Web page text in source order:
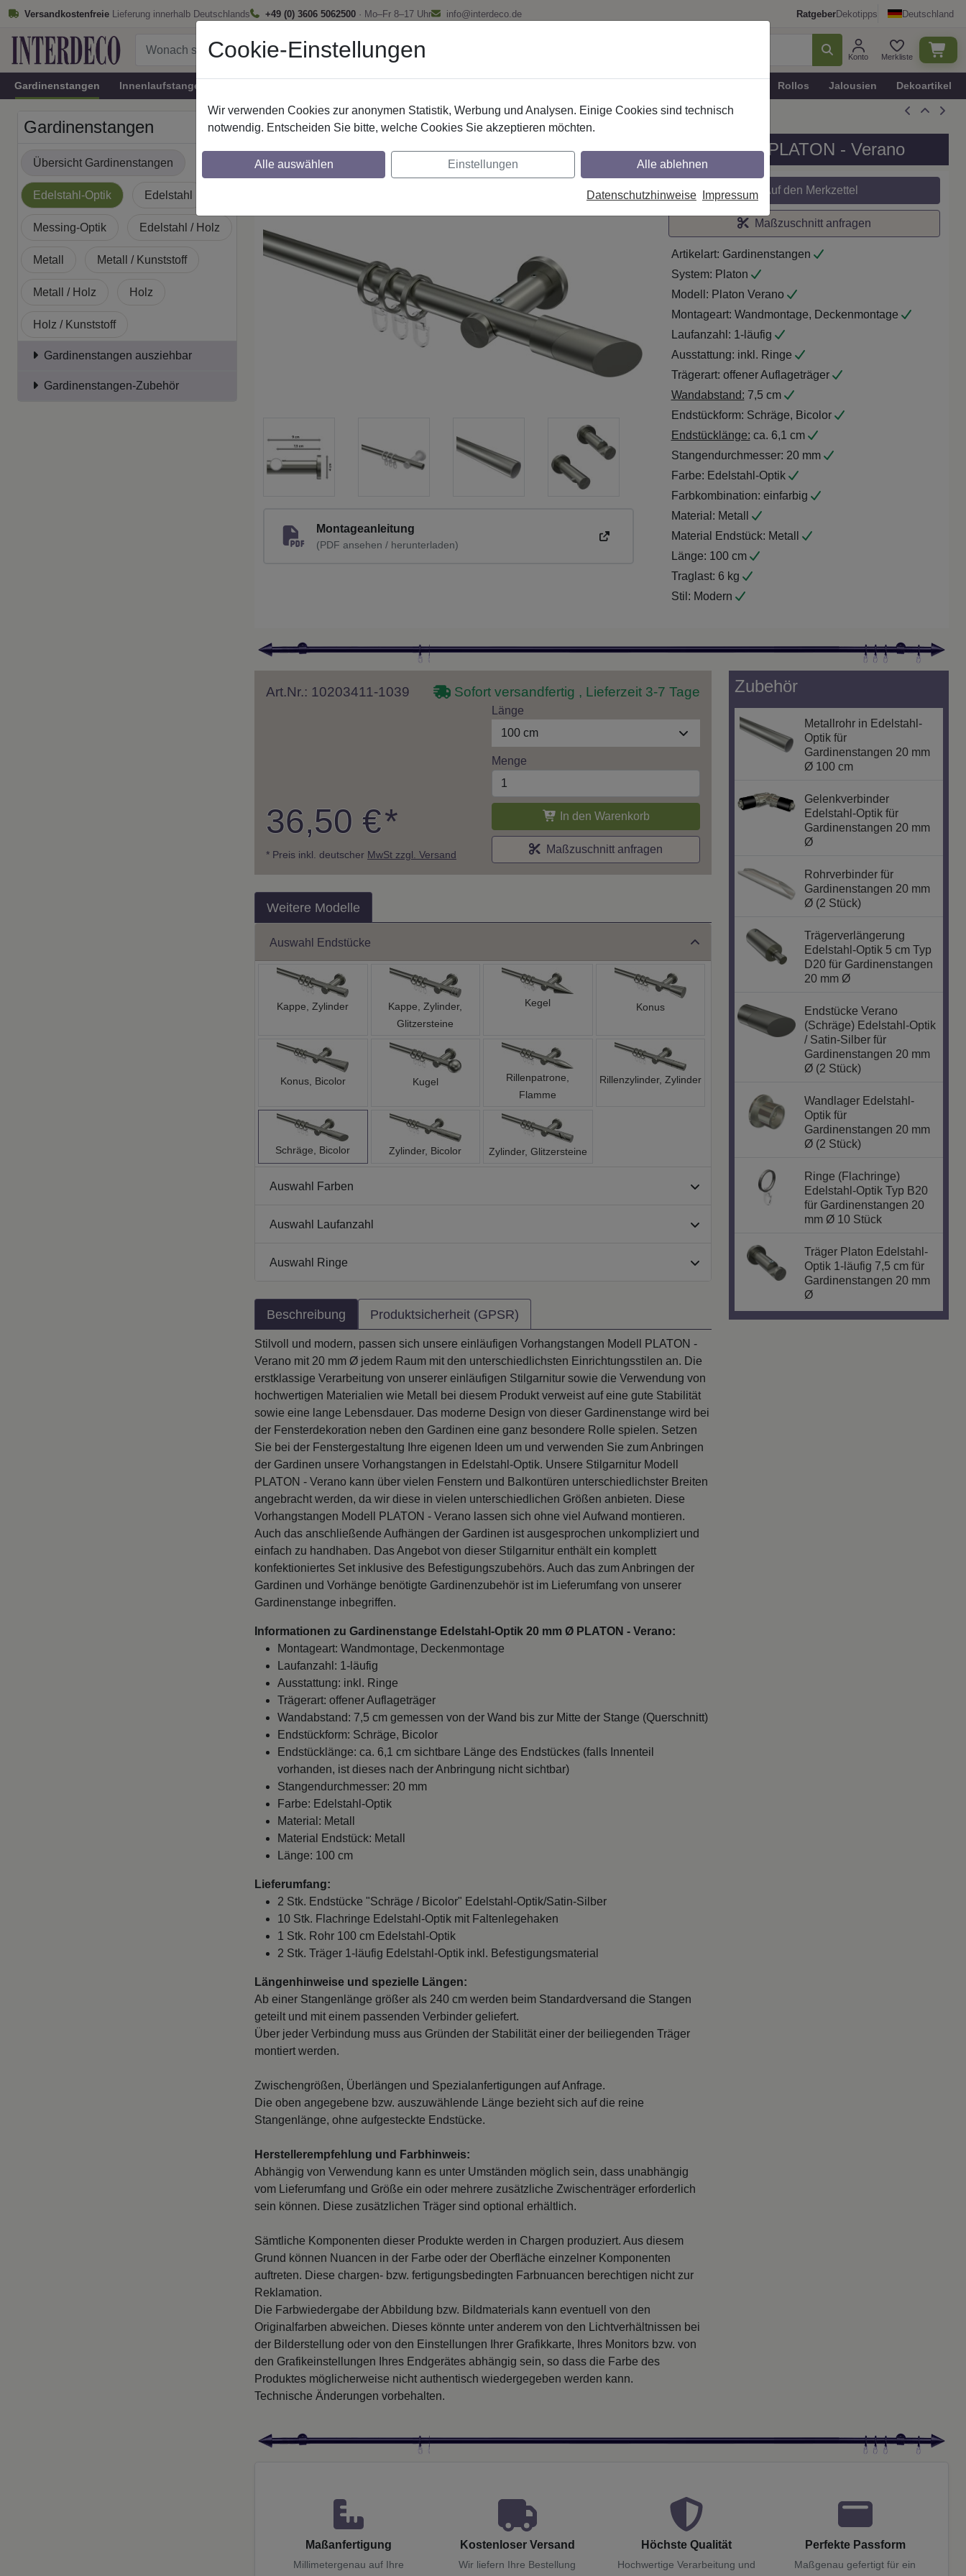
Versandkostenfreie Lieferung innerhalb Deutschlands +49 (0) 3606 5062500 · Mo–Fr 8–17 Uhr info@interdeco.de RatgeberDekotipps Deutschland
Konto Merkliste
Gardinenstangen Innenlaufstangen Rollos Jalousien Dekoartikel
Gardinenstangen
Übersicht Gardinenstangen
Edelstahl-Optik Edelstahl
Messing-Optik Edelstahl / Holz
Metall Metall / Kunststoff
Metall / Holz Holz
Holz / Kunststoff
Gardinenstangen ausziehbar
Gardinenstangen-Zubehör
Gardinenstangen Edelstahl-Optik
Gardinenstangen aus Edelstahl-Optik in 20 mm Ø, 1-läufig, Modell PLATON - Verano
Maßzuschnitt möglich
Montageanleitung
(PDF ansehen / herunterladen)
Auf den Merkzettel
Maßzuschnitt anfragen
Artikelart: Gardinenstangen
System: Platon
Modell: Platon Verano
Montageart: Wandmontage, Deckenmontage
Laufanzahl: 1-läufig
Ausstattung: inkl. Ringe
Trägerart: offener Auflageträger
Wandabstand: 7,5 cm
Endstückform: Schräge, Bicolor
Endstücklänge: ca. 6,1 cm
Stangendurchmesser: 20 mm
Farbe: Edelstahl-Optik
Farbkombination: einfarbig
Material: Metall
Material Endstück: Metall
Länge: 100 cm
Traglast: 6 kg
Stil: Modern
Art.Nr.: 10203411-1039 Sofort versandfertig , Lieferzeit 3-7 Tage
36,50 €*
* Preis inkl. deutscher MwSt zzgl. Versand
Länge
100 cm
Menge
In den Warenkorb
Maßzuschnitt anfragen
Weitere Modelle
Auswahl Endstücke
Kappe, Zylinder
Kappe, Zylinder,
Glitzersteine
Kegel Konus
Konus, Bicolor Kugel
Rillenpatrone,
Flamme
Rillenzylinder, Zylinder
Schräge, Bicolor Zylinder, Bicolor Zylinder, Glitzersteine
Auswahl Farben
Auswahl Laufanzahl
Auswahl Ringe
Beschreibung Produktsicherheit (GPSR)
Stilvoll und modern, passen sich unsere einläufigen Vorhangstangen Modell PLATON -
Verano mit 20 mm Ø jedem Raum mit den unterschiedlichsten Einrichtungsstilen an. Die
erstklassige Verarbeitung von unserer einläufigen Stilgarnitur sowie die Verwendung von
hochwertigen Materialien wie Metall bei diesem Produkt verweist auf eine gute Stabilität
sowie eine lange Lebensdauer. Das moderne Design von dieser Gardinenstange wird bei
der Fensterdekoration neben den Gardinen eine ganz besondere Rolle spielen. Setzen
Sie bei der Fenstergestaltung Ihre eigenen Ideen um und verwenden Sie zum Anbringen
der Gardinen unsere Vorhangstangen in Edelstahl-Optik. Unsere Stilgarnitur Modell
PLATON - Verano kann über vielen Fenstern und Balkontüren unterschiedlichster Breiten
angebracht werden, da wir diese in vielen unterschiedlichen Größen anbieten. Diese
Vorhangstangen Modell PLATON - Verano lassen sich ohne viel Aufwand montieren.
Auch das anschließende Aufhängen der Gardinen ist ausgesprochen unkompliziert und
einfach zu handhaben. Das Angebot von dieser Stilgarnitur enthält ein komplett
konfektioniertes Set inklusive des Befestigungszubehörs. Auch das zum Anbringen der
Gardinen und Vorhänge benötigte Gardinenzubehör ist im Lieferumfang von unserer
Gardinenstange inbegriffen.
Informationen zu Gardinenstange Edelstahl-Optik 20 mm Ø PLATON - Verano:
Montageart: Wandmontage, Deckenmontage
Laufanzahl: 1-läufig
Ausstattung: inkl. Ringe
Trägerart: offener Auflageträger
Wandabstand: 7,5 cm gemessen von der Wand bis zur Mitte der Stange (Querschnitt)
Endstückform: Schräge, Bicolor
Endstücklänge: ca. 6,1 cm sichtbare Länge des Endstückes (falls Innenteil
vorhanden, ist dieses nach der Anbringung nicht sichtbar)
Stangendurchmesser: 20 mm
Farbe: Edelstahl-Optik
Material: Metall
Material Endstück: Metall
Länge: 100 cm
Lieferumfang:
2 Stk. Endstücke "Schräge / Bicolor" Edelstahl-Optik/Satin-Silber
10 Stk. Flachringe Edelstahl-Optik mit Faltenlegehaken
1 Stk. Rohr 100 cm Edelstahl-Optik
2 Stk. Träger 1-läufig Edelstahl-Optik inkl. Befestigungsmaterial
Längenhinweise und spezielle Längen:
Ab einer Stangenlänge größer als 240 cm werden beim Standardversand die Stangen
geteilt und mit einem passenden Verbinder geliefert.
Über jeder Verbindung muss aus Gründen der Stabilität einer der beiliegenden Träger
montiert werden.
Zwischengrößen, Überlängen und Spezialanfertigungen auf Anfrage.
Die oben angegebene bzw. auszuwählende Länge bezieht sich auf die reine
Stangenlänge, ohne aufgesteckte Endstücke.
Herstellerempfehlung und Farbhinweis:
Abhängig von Verwendung kann es unter Umständen möglich sein, dass unabhängig
vom Lieferumfang und Größe ein oder mehrere zusätzliche Zwischenträger erforderlich
sein können. Diese zusätzlichen Träger sind optional erhältlich.
Sämtliche Komponenten dieser Produkte werden in Chargen produziert. Aus diesem
Grund können Nuancen in der Farbe oder der Oberfläche einzelner Komponenten
auftreten. Diese chargen- bzw. fertigungsbedingten Farbnuancen berechtigen nicht zur
Reklamation.
Die Farbwiedergabe der Abbildung bzw. Bildmaterials kann eventuell von den
Originalfarben abweichen. Dieses könnte unter anderem von den Lichtverhältnissen bei
der Bilderstellung oder von den Einstellungen Ihrer Grafikkarte, Ihres Monitors bzw. von
den Grafikeinstellungen Ihres Endgerätes abhängig sein, so dass die Farbe des
Produktes möglicherweise nicht authentisch wiedergegeben werden kann.
Technische Änderungen vorbehalten.
Zubehör
Metallrohr in Edelstahl-
Optik für
Gardinenstangen 20 mm
Ø 100 cm
Gelenkverbinder
Edelstahl-Optik für
Gardinenstangen 20 mm
Ø
Rohrverbinder für
Gardinenstangen 20 mm
Ø (2 Stück)
Trägerverlängerung
Edelstahl-Optik 5 cm Typ
D20 für Gardinenstangen
20 mm Ø
Endstücke Verano
(Schräge) Edelstahl-Optik
/ Satin-Silber für
Gardinenstangen 20 mm
Ø (2 Stück)
Wandlager Edelstahl-
Optik für
Gardinenstangen 20 mm
Ø (2 Stück)
Ringe (Flachringe)
Edelstahl-Optik Typ B20
für Gardinenstangen 20
mm Ø 10 Stück
Träger Platon Edelstahl-
Optik 1-läufig 7,5 cm für
Gardinenstangen 20 mm
Ø
Maßanfertigung
Millimetergenau auf Ihre
Kostenloser Versand
Wir liefern Ihre Bestellung
Höchste Qualität
Hochwertige Verarbeitung und
Perfekte Passform
Maßgenau gefertigt für ein
Cookie-Einstellungen
Wir verwenden Cookies zur anonymen Statistik, Werbung und Analysen. Einige Cookies sind technisch
notwendig. Entscheiden Sie bitte, welche Cookies Sie akzeptieren möchten.
Alle auswählen Einstellungen Alle ablehnen
Datenschutzhinweise Impressum